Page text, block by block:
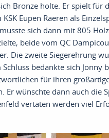
Bronze holte. Er spielt für
KSK Eupen Raeren als
sich dann mit 805
, beide vom QC
. Die zweite Siegerehrung
Schluss bedankte sich Jonny
fürihren
Erwünschte dann auch die
vertaten werden viel